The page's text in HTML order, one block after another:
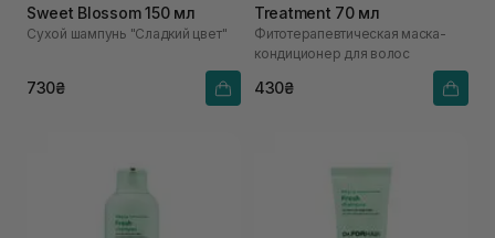
Sweet Blossom 150 мл
Сухой шампунь "Сладкий цвет"
730₴
Treatment 70 мл
Фитотерапевтическая маска-
кондиционер для волос
430₴